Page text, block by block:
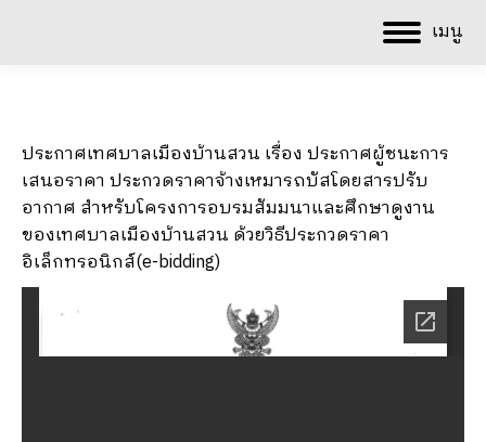
เมนู
ประกาศเทศบาลเมืองบ้านสวน เรื่อง ประกาศผู้ชนะการ
เสนอราคา ประกวดราคาจ้างเหมารถบัสโดยสารปรับ
อากาศ สำหรับโครงการอบรมสัมมนาและศึกษาดูงาน
ของเทศบาลเมืองบ้านสวน ด้วยวิธีประกวดราคา
อิเล็กทรอนิกส์(e-bidding)